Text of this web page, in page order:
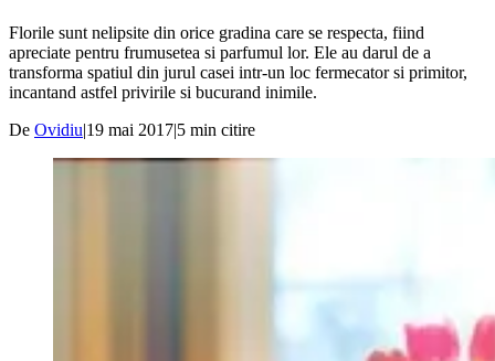
Florile sunt nelipsite din orice gradina care se respecta, fiind
apreciate pentru frumusetea si parfumul lor. Ele au darul de a
transforma spatiul din jurul casei intr-un loc fermecator si primitor,
incantand astfel privirile si bucurand inimile.
De Ovidiu|19 mai 2017|5 min citire